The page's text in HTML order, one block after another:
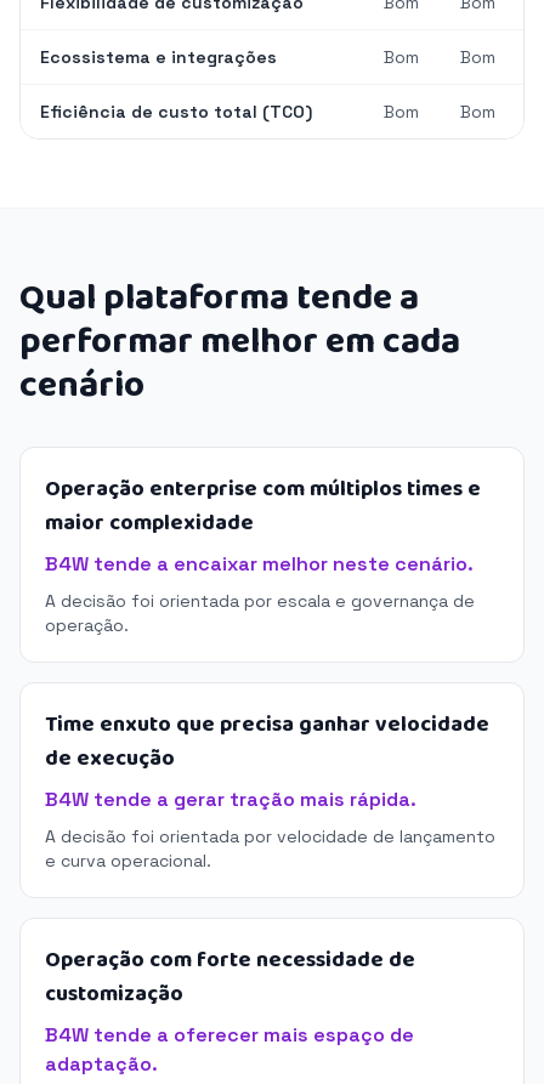
Ecossistema e integrações Bom Bom
Eficiência de custo total (TCO) Bom Bom
Qual plataforma tende a
performar melhor em cada
cenário
Operação enterprise com múltiplos times e
maior complexidade
B4W tende a encaixar melhor neste cenário.
A decisão foi orientada por escala e governança de
operação.
Time enxuto que precisa ganhar velocidade
de execução
B4W tende a gerar tração mais rápida.
A decisão foi orientada por velocidade de lançamento
e curva operacional.
Operação com forte necessidade de
customização
B4W tende a oferecer mais espaço de
adaptação.